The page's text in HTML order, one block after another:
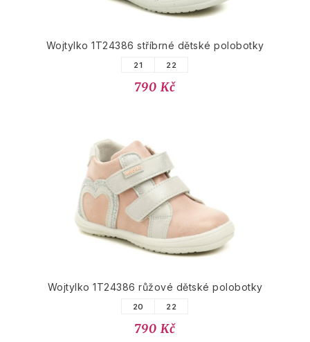
Wojtylko 1T24386 stříbrné dětské polobotky
21 22
790 Kč
Wojtylko 1T24386 růžové dětské polobotky
20 22
790 Kč